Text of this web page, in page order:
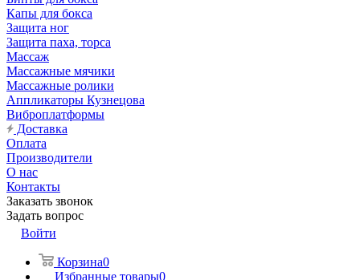
Капы для бокса
Защита ног
Защита паха, торса
Массаж
Массажные мячики
Массажные ролики
Аппликаторы Кузнецова
Виброплатформы
Доставка
Оплата
Производители
О нас
Контакты
Заказать звонок
Задать вопрос
Войти
Корзина0
Избранные товары0